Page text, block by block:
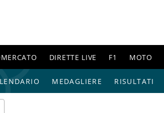
DIRETTE LIVE F1 MOTO
MEDAGLIERE RISULTATI